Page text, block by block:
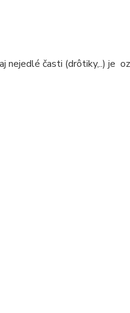
nejedlé časti (drôtiky,..) je